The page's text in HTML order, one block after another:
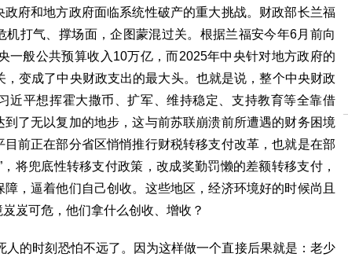
府和地方政府面临系统性破产的重大挑战。财政部长兰福
打气、撑场面，企图蒙混过关。根据兰福安今年6月前向
一般公共预算收入10万亿，而2025年中央针对地方政府的
变成了中央财政支出的最大头。也就是说，整个中央财政
近平想挥霍大撒币、扩军、维持稳定、支持教育等全靠借
了无以复加的地步，这与前苏联崩溃前所遭遇的财务困境
前正在部分省区悄悄推行财税转移支付改革，也就是在部
将兜底性转移支付政策，改成奖勤罚懒的差额转移支付，
，逼着他们自己创收。这些地区，经济环境好的时候尚且
岌可危，他们拿什么创收、增收？
人的时刻恐怕不远了。因为这样做一个直接后果就是：老少